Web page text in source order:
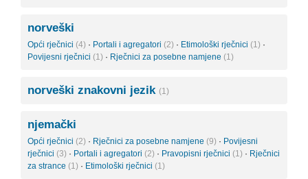
norveški
Opći rječnici (4) · Portali i agregatori (2) · Etimološki rječnici (1) ·
Povijesni rječnici (1) · Rječnici za posebne namjene (1)
norveški znakovni jezik (1)
njemački
Opći rječnici (2) · Rječnici za posebne namjene (9) · Povijesni
rječnici (3) · Portali i agregatori (2) · Pravopisni rječnici (1) · Rječnici
za strance (1) · Etimološki rječnici (1)